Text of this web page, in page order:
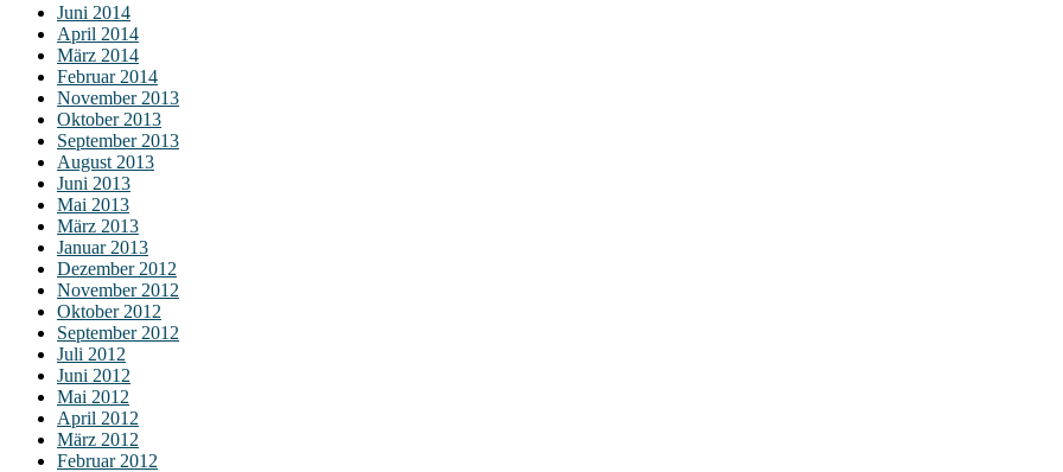
Juni 2014
April 2014
März 2014
Februar 2014
November 2013
Oktober 2013
September 2013
August 2013
Juni 2013
Mai 2013
März 2013
Januar 2013
Dezember 2012
November 2012
Oktober 2012
September 2012
Juli 2012
Juni 2012
Mai 2012
April 2012
März 2012
Februar 2012